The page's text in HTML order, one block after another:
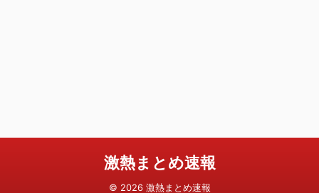
激熱まとめ速報
© 2026 激熱まとめ速報